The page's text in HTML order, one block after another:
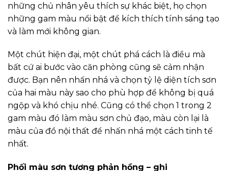
những chủ nhân yêu thích sự khác biệt, họ chọn
những gam màu nổi bật để kích thích tính sáng tạo
và làm mới không gian.
Một chút hiện đại, một chút phá cách là điều mà
bất cứ ai bước vào căn phòng cũng sẽ cảm nhận
được. Bạn nên nhấn nhá và chọn tỷ lệ diện tích sơn
của hai màu này sao cho phù hợp để không bị quá
ngộp và khó chịu nhé. Cũng có thể chọn 1 trong 2
gam màu đó làm màu sơn chủ đạo, màu còn lại là
màu của đồ nội thất để nhấn nhá một cách tinh tế
nhất.
Phối màu sơn tương phản hồng – ghi